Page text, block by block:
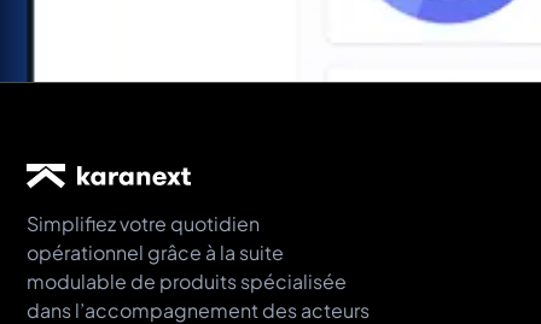
Simplifiez votre quotidien
opérationnel grâce à la suite
modulable de produits spécialisée
dans l’accompagnement des acteurs